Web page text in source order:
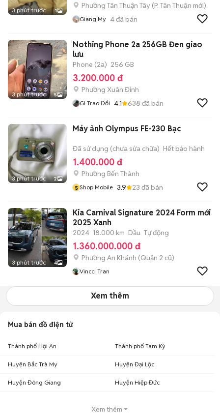
3 phút trước 1
Phường Tân Thuận Tây (P. Tân Thuận mới)
Giang My 4đã bán
3 phút trước 5
Nothing Phone 2a 256GB Đen giao
lưu
Phone (2a) 256 GB
3.200.000 đ
Phường Xuân Đỉnh
Gl Trao Đổi 4.1 638 đã bán
3 phút trước 2
Máy ảnh Olympus FE-230 Bạc
Đã sử dụng (chưa sửa chữa) Hết bảo hành
1.400.000 đ
Phường Bến Thành
s Shop Mobile 3.9 23 đã bán
3 phút trước 4
Kia Carnival Signature 2024 Form mới
2025 Xanh
2024 18.000 km Dầu Tự động
1.360.000.000 đ
Phường An Khánh (Quận 2 cũ)
Vincci Tran
Xem thêm
Mua bán đồ điện tử
Thành phố Hội An Thành phố Tam Kỳ
Huyện Bắc Trà My Huyện Đại Lộc
Huyện Đông Giang Huyện Hiệp Đức
Xem thêm